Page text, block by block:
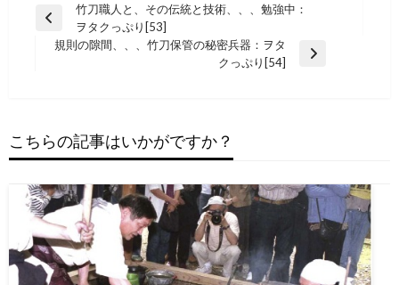
投
ー
シ
ョ
ン
竹刀職人と、その伝統と技術、、、勉強中：
ヲタクっぷり[53]
規則の隙間、、、竹刀保管の秘密兵器：ヲタ
クっぷり[54]
こちらの記事はいかがですか？